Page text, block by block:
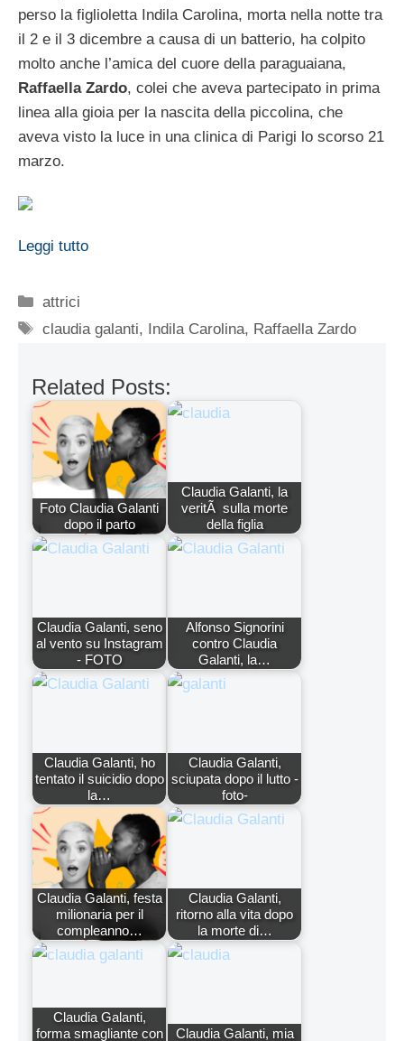
perso la figlioletta Indila Carolina, morta nella notte tra
il 2 e il 3 dicembre a causa di un batterio, ha colpito
molto anche l’amica del cuore della paraguaiana,
Raffaella Zardo, colei che aveva partecipato in prima
linea alla gioia per la nascita della piccolina, che
aveva visto la luce in una clinica di Parigi lo scorso 21
marzo.
Leggi tutto
Categorie
attrici
Tag
claudia galanti, Indila Carolina, Raffaella Zardo
Related Posts:
Foto Claudia Galanti
dopo il parto
Claudia Galanti, la
veritÃ sulla morte
della figlia
Claudia Galanti, seno
al vento su Instagram
- FOTO
Alfonso Signorini
contro Claudia
Galanti, la…
Claudia Galanti, ho
tentato il suicidio dopo
la…
Claudia Galanti,
sciupata dopo il lutto -
foto-
Claudia Galanti, festa
milionaria per il
compleanno…
Claudia Galanti,
ritorno alla vita dopo
la morte di…
Claudia Galanti,
forma smagliante con
Claudia Galanti, mia